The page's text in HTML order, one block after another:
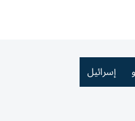
إسرائيل